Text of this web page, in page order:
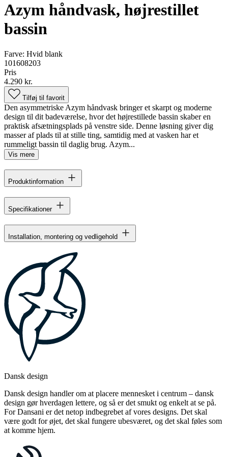
Azym håndvask, højrestillet
bassin
Farve: Hvid blank
101608203
Pris
4.290 kr.
Tilføj til favorit
Den asymmetriske Azym håndvask bringer et skarpt og moderne
design til dit badeværelse, hvor det højrestillede bassin skaber en
praktisk afsætningsplads på venstre side. Denne løsning giver dig
masser af plads til at stille ting, samtidig med at vasken har et
rummeligt bassin til daglig brug. Azym...
Vis mere
Produktinformation
Specifikationer
Installation, montering og vedligehold
Dansk design
Dansk design handler om at placere mennesket i centrum – dansk
design gør hverdagen lettere, og så er det smukt og enkelt at se på.
For Dansani er det netop indbegrebet af vores designs. Det skal
være godt for øjet, det skal fungere ubesværet, og det skal føles som
at komme hjem.